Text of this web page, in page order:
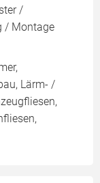
/
/ Montage
Lärm- /